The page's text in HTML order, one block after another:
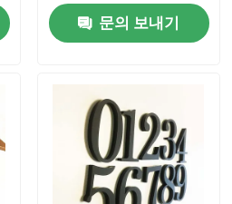
문의 보내기